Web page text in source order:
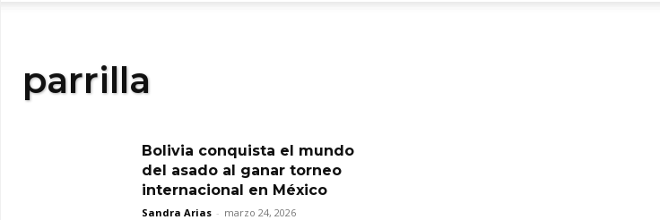
parrilla
Bolivia conquista el mundo
del asado al ganar torneo
internacional en México
Sandra Arias - marzo 24, 2026